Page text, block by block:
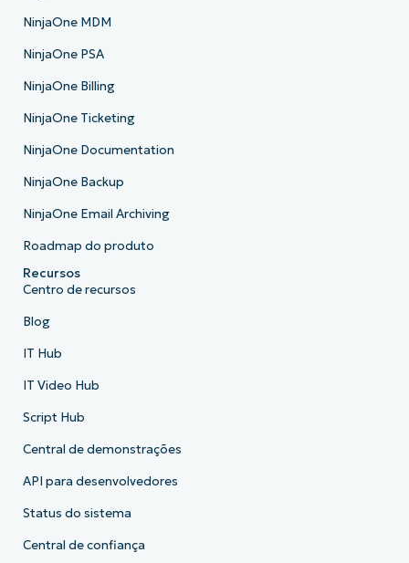
NinjaOne MDM
NinjaOne PSA
NinjaOne Billing
NinjaOne Ticketing
NinjaOne Documentation
NinjaOne Backup
NinjaOne Email Archiving
Roadmap do produto
Recursos
Centro de recursos
Blog
IT Hub
IT Video Hub
Script Hub
Central de demonstrações
API para desenvolvedores
Status do sistema
Central de confiança